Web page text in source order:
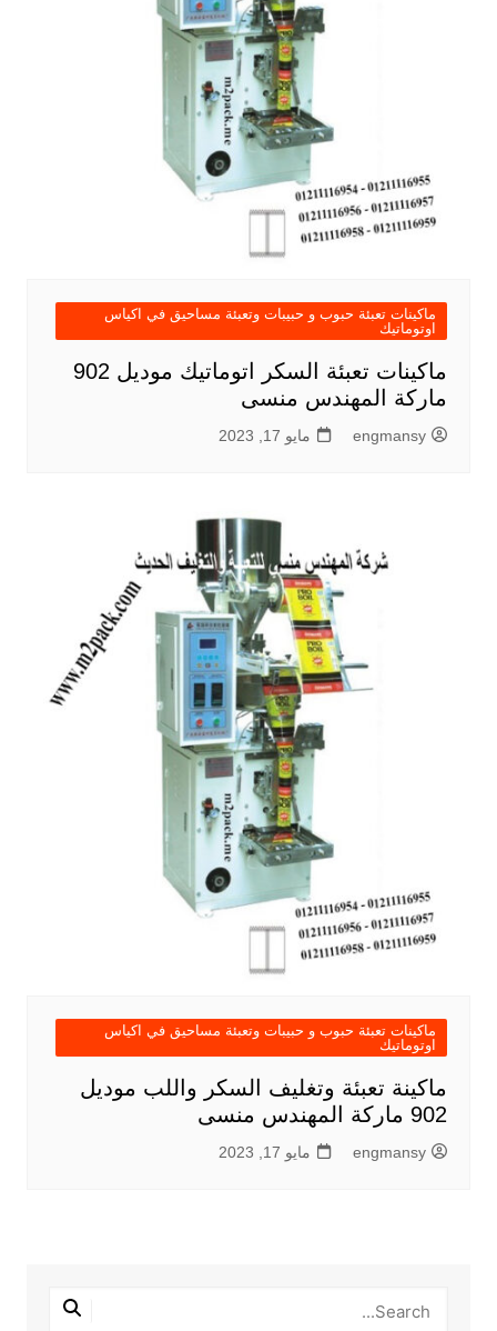
ماكينات تعبئة حبوب و حبيبات وتعبئة مساحيق في اكياس
اوتوماتيك
ماكينات تعبئة السكر اتوماتيك موديل 902
ماركة المهندس منسى
engmansy مايو 17, 2023
ماكينات تعبئة حبوب و حبيبات وتعبئة مساحيق في اكياس
اوتوماتيك
ماكينة تعبئة وتغليف السكر واللب موديل
902 ماركة المهندس منسى
engmansy مايو 17, 2023